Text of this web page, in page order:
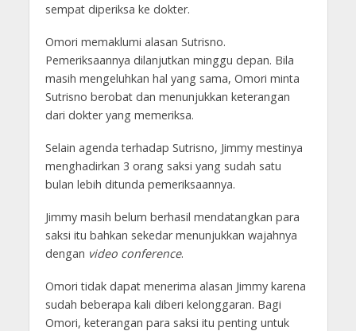
sempat diperiksa ke dokter.
Omori memaklumi alasan Sutrisno.
Pemeriksaannya dilanjutkan minggu depan. Bila
masih mengeluhkan hal yang sama, Omori minta
Sutrisno berobat dan menunjukkan keterangan
dari dokter yang memeriksa.
Selain agenda terhadap Sutrisno, Jimmy mestinya
menghadirkan 3 orang saksi yang sudah satu
bulan lebih ditunda pemeriksaannya.
Jimmy masih belum berhasil mendatangkan para
saksi itu bahkan sekedar menunjukkan wajahnya
dengan video conference.
Omori tidak dapat menerima alasan Jimmy karena
sudah beberapa kali diberi kelonggaran. Bagi
Omori, keterangan para saksi itu penting untuk